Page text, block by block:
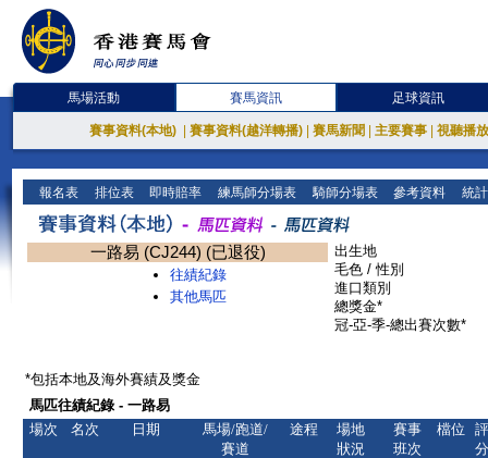
馬場活動 賽馬資訊 足球資訊
賽事資料(本地) 賽事資料(越洋轉播) 賽馬新聞 主要賽事 視聽播
報名表 排位表 即時賠率 練馬師分場表 騎師分場表 參考資料 統
一路易 (CJ244) (已退役)
往績紀錄
其他馬匹
出生地
毛色 / 性別
進口類別
總獎金*
冠-亞-季-總出賽次數*
*包括本地及海外賽績及獎金
馬匹往績紀錄 - 一路易
場次
名次 日期
馬場/跑道/
賽道
途程
場地
狀況
賽事
班次
檔位
評
分